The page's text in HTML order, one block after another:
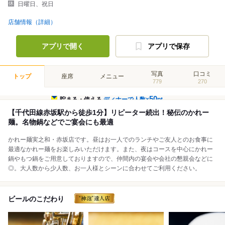
日曜日、祝日
店舗情報（詳細）
アプリで開く アプリで保存
トップ 座席 メニュー 写真
779
口コミ
270
貯まる・使えるディナーで人数×50pt
【千代田線赤坂駅から徒歩1分】リピーター続出！秘伝のかれー
麺。名物鍋などでご宴会にも最適
かれー麺実之和・赤坂店です。昼はお一人でのランチやご友人とのお食事に
最適なかれー麺をお楽しみいただけます。また、夜はコースを中心にかれー
鍋やもつ鍋をご用意しておりますので、仲間内の宴会や会社の懇親会などに
◎。大人数から少人数、お一人様とシーンに合わせてご利用ください。
ビールのこだわり